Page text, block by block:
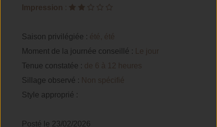
Impression :
Saison privilégiée : été, été
Moment de la journée conseillé :
Le jour
Tenue constatée : de 6 à 12 heures
Sillage observé : Non spécifié
Style approprié :
Posté le 23/02/2026